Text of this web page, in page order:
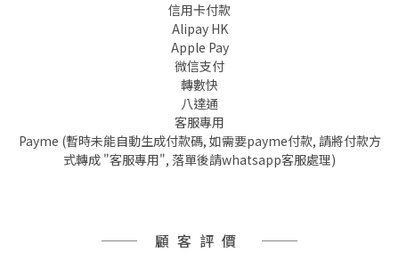
信用卡付款
Alipay HK
Apple Pay
微信支付
轉數快
八達通
客服專用
Payme (暫時未能自動生成付款碼, 如需要payme付款, 請將付款方
式轉成 "客服專用", 落單後請whatsapp客服處理)
顧客評價